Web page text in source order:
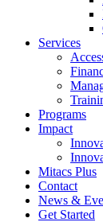
Services
Programs
Impact
Mitacs Plus
Contact
News &
Get Started